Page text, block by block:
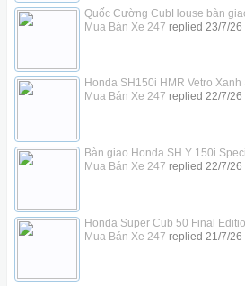
Quốc Cường CubHouse bàn
Mua Bán Xe 247 replied 23/7/26
Honda SH150i HMR Vetro
Mua Bán Xe 247 replied 22/7/26
Bàn giao Honda SH Ý 150i
Mua Bán Xe 247 replied 22/7/26
Honda Super Cub 50 Final
Mua Bán Xe 247 replied 21/7/26